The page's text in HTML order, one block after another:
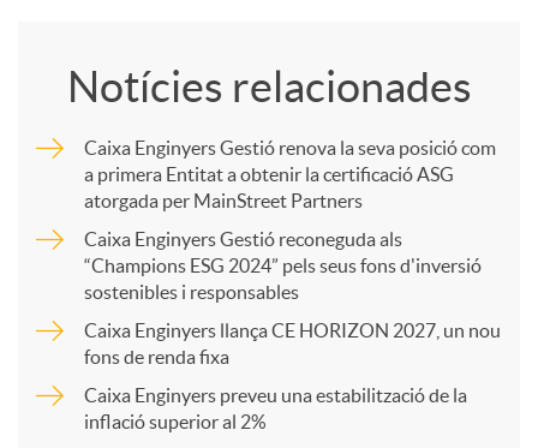
m
r
Notícies relacionades
Caixa Enginyers Gestió renova la seva posició com
a primera Entitat a obtenir la certificació ASG
atorgada per MainStreet Partners
Caixa Enginyers Gestió reconeguda als
“Champions ESG 2024” pels seus fons d'inversió
sostenibles i responsables
Caixa Enginyers llança CE HORIZON 2027, un nou
fons de renda fixa
Caixa Enginyers preveu una estabilització de la
inflació superior al 2%